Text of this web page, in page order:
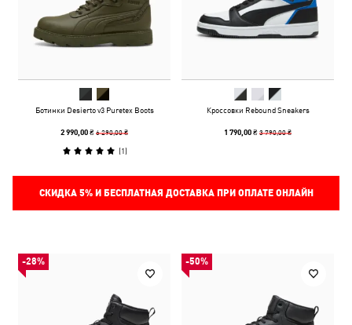
Ботинки Desierto v3 Puretex Boots
2 990,00 ₴6 290,00 ₴
(1)
Кроссовки Rebound Sneakers
1 790,00 ₴3 790,00 ₴
СКИДКА 5%И БЕСПЛАТНАЯ ДОСТАВКА ПРИ ОПЛАТЕ ОНЛАЙН
-28% -50%